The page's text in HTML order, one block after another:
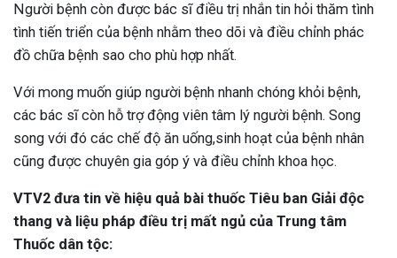
Người bệnh còn được bác sĩ điều trị nhắn tin hỏi thăm tình
tình tiến triển của bệnh nhằm theo dõi và điều chỉnh phác
đồ chữa bệnh sao cho phù hợp nhất.
Với mong muốn giúp người bệnh nhanh chóng khỏi bệnh,
các bác sĩ còn hỗ trợ động viên tâm lý người bệnh. Song
song với đó các chế độ ăn uống,sinh hoạt của bệnh nhân
cũng được chuyên gia góp ý và điều chỉnh khoa học.
VTV2 đưa tin về hiệu quả bài thuốc Tiêu ban Giải độc
thang và liệu pháp điều trị mất ngủ của Trung tâm
Thuốc dân tộc: